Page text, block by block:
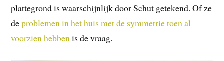
plattegrond is waarschijnlijk door Schut getekend. Of ze
deproblemen in het huis met de symmetrie toen al
voorzien hebbenis de vraag.